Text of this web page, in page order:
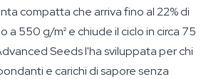
compatta che arriva fino al 22% di
a 550 g/m² e chiude il ciclo in circa 75
Seeds l'ha sviluppata per chi
e carichi di sapore senza